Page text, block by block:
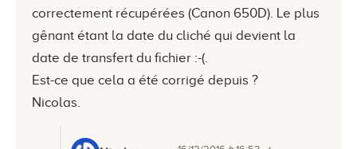
correctement récupérées (Canon 650D). Le plus
gênant étant la date du cliché qui devient la
date de transfert du fichier :-(.
Est-ce que cela a été corrigé depuis ?
Nicolas.